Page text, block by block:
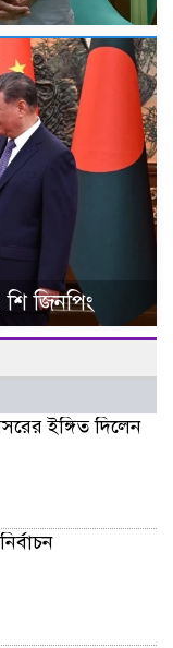
জিনপিং
ইঙ্গিত দিলেন